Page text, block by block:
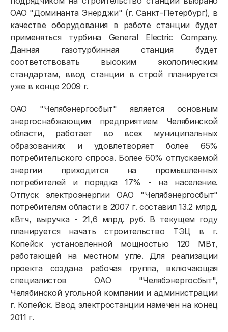
ОАО "Доминанта Энерджи" (г. Санкт-Петербург), в
качестве оборудования в работе станции будет
применяться турбина General Electric Company.
Данная газотурбинная станция будет
соответствовать высоким экологическим
стандартам, ввод станции в строй планируется
уже в конце 2009 г.
ОАО "Челябэнергосбыт" является основным
энергоснабжающим предприятием Челябинской
области, работает во всех муниципальных
образованиях и удовлетворяет более 65%
потребительского спроса. Более 60% отпускаемой
энергии приходится на промышленных
потребителей и порядка 17% - на население.
Отпуск электроэнергии ОАО "Челябэнергосбыт"
потребителям области в 2007 г. составил 13.2 млрд.
кВтч, выручка - 21,6 млрд. руб. В текущем году
планируется начать строительство ТЭЦ в г.
Копейск установленной мощностью 120 МВт,
работающей на местном угле. Для реализации
проекта создана рабочая группа, включающая
специалистов ОАО "Челябэнергосбыт",
Челябинской угольной компании и администрации
г. Копейск. Ввод электростанции намечен на конец
2011 г.